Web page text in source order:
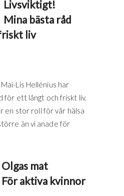
Livsviktigt!
Mina bästa råd
liv
Lis Hellénius har
för ett långt och friskt liv.
en stor roll för vår hälsa
än vi anade för
Olgas mat
För aktiva kvinnor